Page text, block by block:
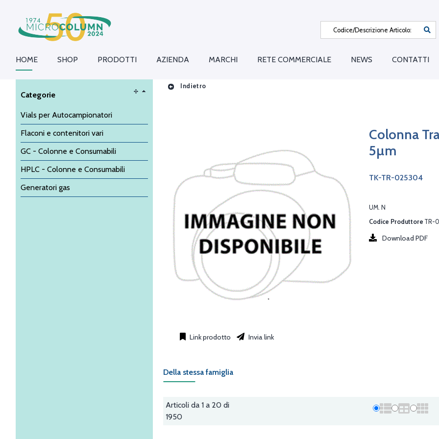
HOME SHOP PRODOTTI AZIENDA MARCHI RETE COMMERCIALE NEWS CONTATTI
Categorie
Vials per Autocampionatori
Flaconi e contenitori vari
GC - Colonne e Consumabili
HPLC - Colonne e Consumabili
Generatori gas
Indietro
Colonna
5µm
TK-TR-025304
UM. N
Download PDF
Codice Produttore TR-
Link prodotto Invia link
Della stessa famiglia
Articoli da 1 a 20 di
1950